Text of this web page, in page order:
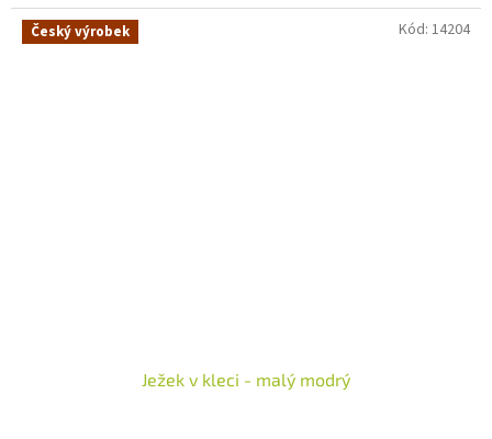
Český výrobek
Ježek v kleci - malý modrý
Kód: 14204